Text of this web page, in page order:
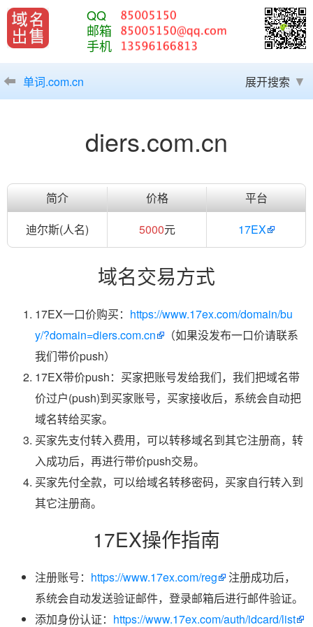
QQ
邮箱
手机
单词.com.cn 展开搜索
diers.com.cn
简介 价格
平台
迪尔斯(人名)
5000元 17EX
域名交易方式
17EX一口价购买： https://www.17ex.com/domain/bu
y/?domain=diers.com.cn
（如果没发布一口价请联系
我们带价push）
17EX带价push：买家把账号发给我们，我们把域名带
价过户(push)到买家账号，买家接收后，系统会自动把
域名转给买家。
买家先支付转入费用，可以转移域名到其它注册商，转
入成功后，再进行带价push交易。
买家先付全款，可以给域名转移密码，买家自行转入到
其它注册商。
17EX操作指南
注册账号： https://www.17ex.com/reg
注册成功后，
系统会自动发送验证邮件，登录邮箱后进行邮件验证。
添加身份认证： https://www.17ex.com/auth/idcard/list